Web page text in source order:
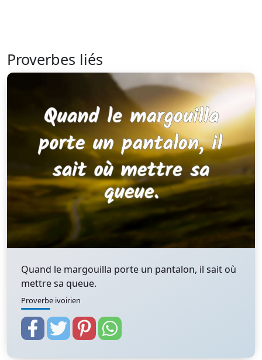
Proverbes liés
Quand le margouilla porte un pantalon, il sait où
mettre sa queue.
Proverbe ivoirien